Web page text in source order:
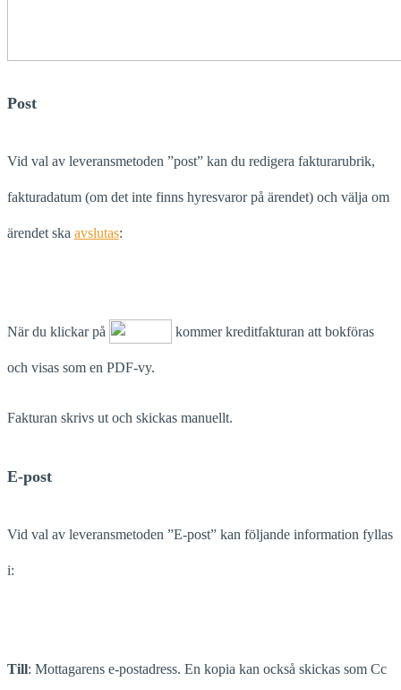
Post
Vid val av leveransmetoden ”post” kan du redigera fakturarubrik,
fakturadatum (om det inte finns hyresvaror på ärendet) och välja om
ärendet ska avslutas:
När du klickar på kommer kreditfakturan att bokföras
och visas som en PDF-vy.
Fakturan skrivs ut och skickas manuellt.
E-post
Vid val av leveransmetoden ”E-post” kan följande information fyllas
i:
Till: Mottagarens e-postadress. En kopia kan också skickas som Cc